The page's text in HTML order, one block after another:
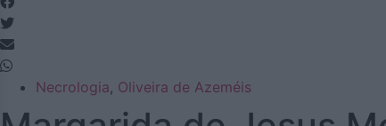
Necrologia, Oliveira de Azeméis